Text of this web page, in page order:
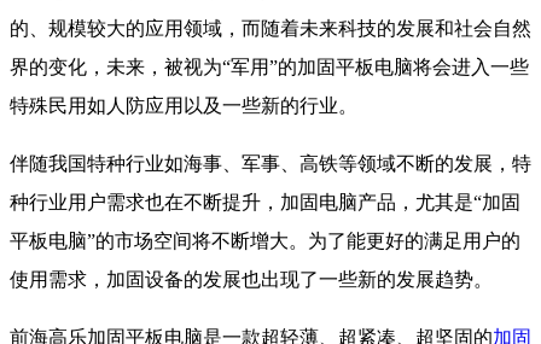
的、规模较大的应用领域，而随着未来科技的发展和社会自然
界的变化，未来，被视为“军用”的加固平板电脑将会进入一些
特殊民用如人防应用以及一些新的行业。
伴随我国特种行业如海事、军事、高铁等领域不断的发展，特
种行业用户需求也在不断提升，加固电脑产品，尤其是“加固
平板电脑”的市场空间将不断增大。为了能更好的满足用户的
使用需求，加固设备的发展也出现了一些新的发展趋势。
前海高乐加固平板电脑是一款超轻薄、超紧凑、超坚固的加固